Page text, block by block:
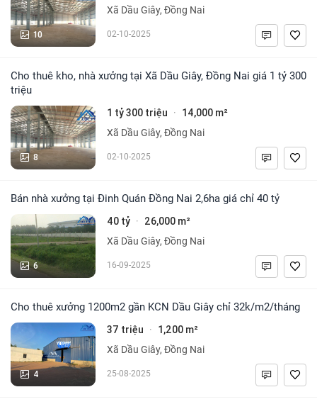
10
Xã Dầu Giây, Đồng Nai
02-10-2025
Cho thuê kho, nhà xưởng tại Xã Dầu Giây, Đồng Nai giá 1 tỷ 300
triệu
8
1 tỷ 300 triệu · 14,000 m²
Xã Dầu Giây, Đồng Nai
02-10-2025
Bán nhà xưởng tại Đinh Quán Đồng Nai 2,6ha giá chỉ 40 tỷ
6
40 tỷ · 26,000 m²
Xã Dầu Giây, Đồng Nai
16-09-2025
Cho thuê xưởng 1200m2 gần KCN Dầu Giây chỉ 32k/m2/tháng
4
37 triệu · 1,200 m²
Xã Dầu Giây, Đồng Nai
25-08-2025